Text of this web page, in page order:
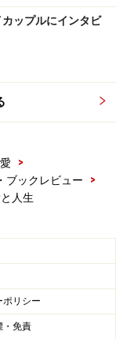
ップルにインタビ
>
ブックレビュー
>
人生
ポリシー
・免責